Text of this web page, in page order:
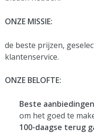
ONZE MISSIE:
de beste prijzen,
klantenservice.
ONZE BELOFTE:
Beste aanbiedingen
om het goed te
100-daagse terug